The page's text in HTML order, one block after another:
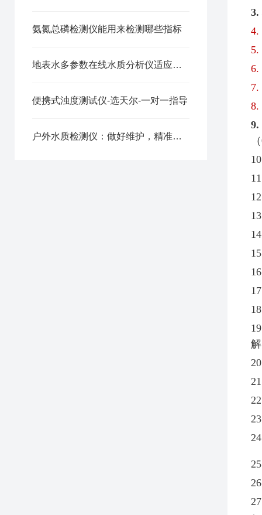
氨氮总磷检测仪能用来检测哪些指标
地表水多参数在线水质分析仪适应范围是什么
便携式浊度测试仪-选天尔-一对一指导
户外水质检测仪：做好维护，精准又长寿
3.
4.
6.
8.
9.